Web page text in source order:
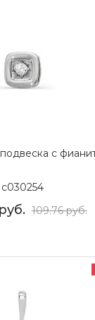
с
с030254
руб. 109.76руб.